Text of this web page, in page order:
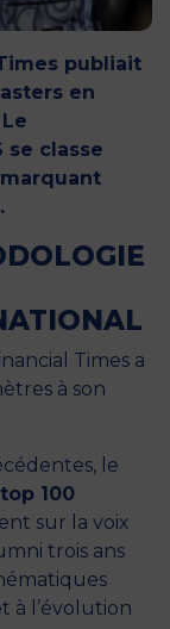
publiait
en
se classe
Times a
à son
le
top 100
sur la voix
trois ans
à l’évolution